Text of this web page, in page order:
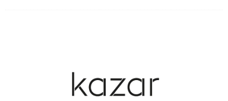
Choroby weneryczne
Choroby wieku podeszłego